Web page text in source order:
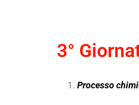
3°
Processo